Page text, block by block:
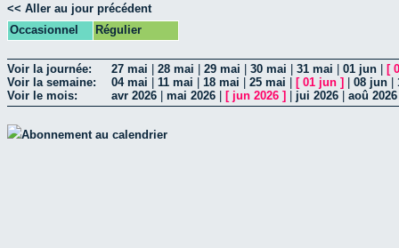
<< Aller au jour précédent
Occasionnel
Régulier
Voir la journée: 27 mai 28 mai 29 mai 30 mai 31 mai 01 jun [
Voir la semaine:
04 mai 11 mai 18 mai 25 mai [ 01 jun ] 08 jun
Voir le mois:
avr 2026 mai 2026 [ jun 2026 ] jui 2026 aoû 2026
Abonnement au calendrier